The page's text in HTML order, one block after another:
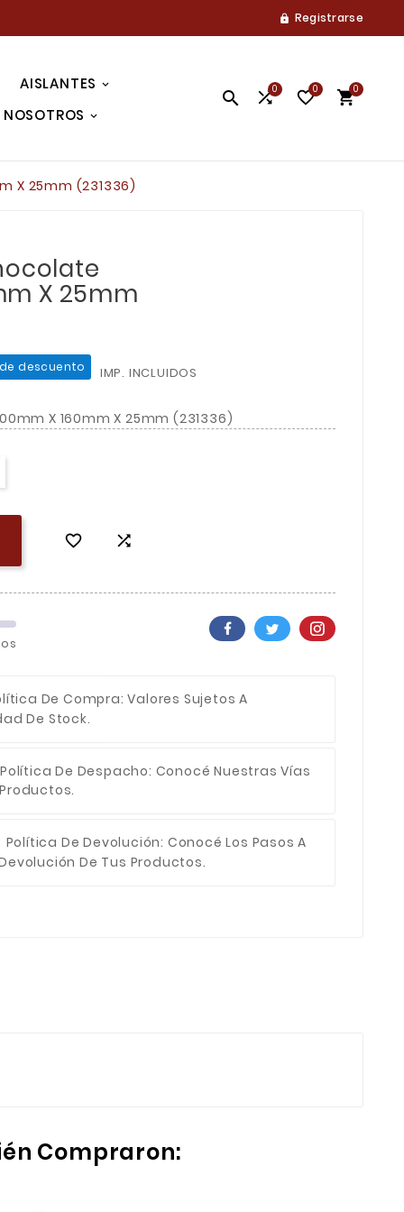
 Registrarse
AISLANTES
NOSOTROS
 0 0 0
X 25mm (231336)
X 25mm
de descuento IMP. INCLUIDOS
X 160mm X 25mm (231336)
 
De Compra: Valores Sujetos A
De Stock.
Política De Despacho: Conocé Nuestras Vías
Política De Devolución: Conocé Los Pasos A
De Tus Productos.
Compraron: